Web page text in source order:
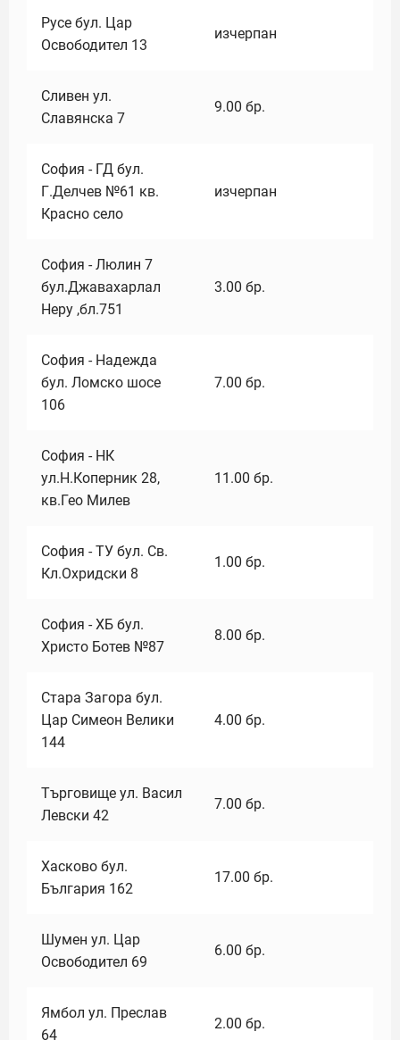
Русе бул. Цар
Освободител 13
изчерпан
Сливен ул.
Славянска 7
9.00 бр.
София - ГД бул.
Г.Делчев №61 кв.
Красно село
изчерпан
София - Люлин 7
бул.Джавахарлал
Неру ,бл.751
3.00 бр.
София - Надежда
бул. Ломско шосе
106
7.00 бр.
София - НК
ул.Н.Коперник 28,
кв.Гео Милев
11.00 бр.
София - ТУ бул. Св.
Кл.Охридски 8
1.00 бр.
София - ХБ бул.
Христо Ботев №87
8.00 бр.
Стара Загора бул.
Цар Симеон Велики
144
4.00 бр.
Търговище ул. Васил
Левски 42
7.00 бр.
Хасково бул.
България 162
17.00 бр.
Шумен ул. Цар
Освободител 69
6.00 бр.
Ямбол ул. Преслав
64
2.00 бр.